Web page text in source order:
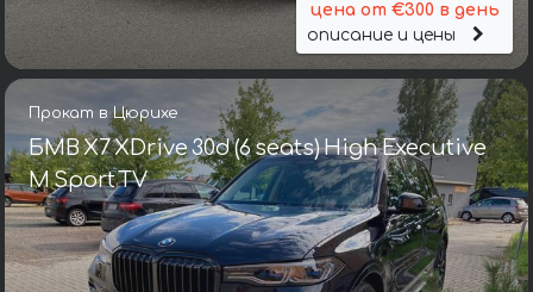
цена от €300 в день
описание и цены
Прокат в Цюрихе
БМВ X7 XDrive 30d (6 seats) High Executive
M Sport TV